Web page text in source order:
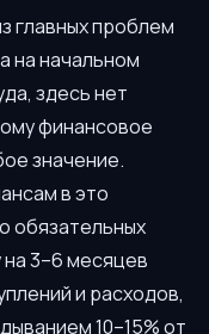
главных проблем
на начальном
здесь нет
финансовое
значение.
в это
обязательных
3–6 месяцев
и расходов,
10–15% от